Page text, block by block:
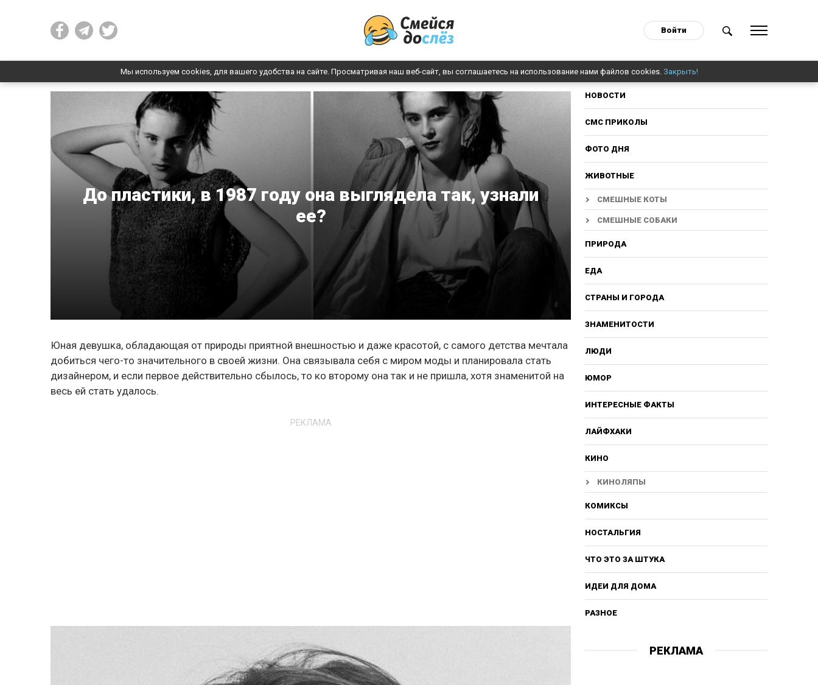
Войти
Мы используем cookies, для вашего удобства на сайте. Просматривая наш веб-сайт, вы соглашаетесь на использование нами файлов cookies. Закрыть!
До пластики, в 1987 году она выглядела так, узнали
ее?
Юная девушка, обладающая от природы приятной внешностью и даже красотой, с самого детства мечтала
добиться чего-то значительного в своей жизни. Она связывала себя с миром моды и планировала стать
дизайнером, и если первое действительно сбылось, то ко второму она так и не пришла, хотя знаменитой на
весь ей стать удалось.
РЕКЛАМА
НОВОСТИ
СМС ПРИКОЛЫ
ФОТО ДНЯ
ЖИВОТНЫЕ
СМЕШНЫЕ КОТЫ
СМЕШНЫЕ СОБАКИ
ПРИРОДА
ЕДА
СТРАНЫ И ГОРОДА
ЗНАМЕНИТОСТИ
ЛЮДИ
ЮМОР
ИНТЕРЕСНЫЕ ФАКТЫ
ЛАЙФХАКИ
КИНО
КИНОЛЯПЫ
КОМИКСЫ
НОСТАЛЬГИЯ
ЧТО ЭТО ЗА ШТУКА
ИДЕИ ДЛЯ ДОМА
РАЗНОЕ
РЕКЛАМА